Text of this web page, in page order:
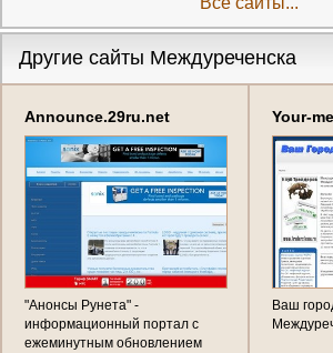
Другие сайты Междуреченска
Announce.29ru.net
"Анонсы Рунета" -
информационный портал с
ежеминутным обновлением
Your-
Ваш